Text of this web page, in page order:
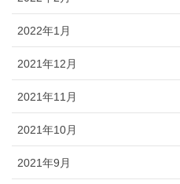
2022年1月
2021年12月
2021年11月
2021年10月
2021年9月